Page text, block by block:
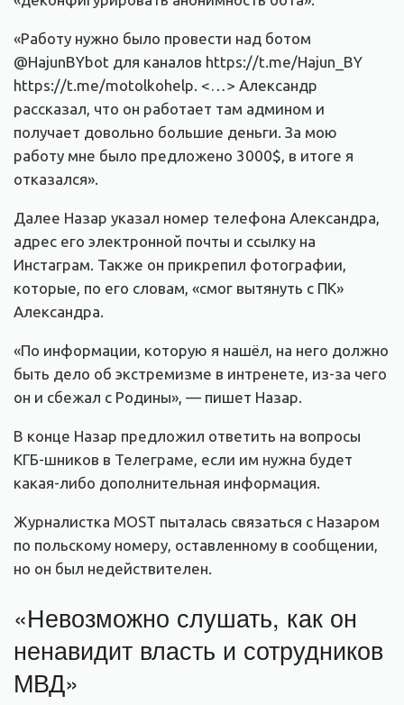
«Работу нужно было провести над ботом
@HajunBYbot для каналов https://t.me/Hajun_BY
https://t.me/motolkohelp. <…> Александр
рассказал, что он работает там админом и
получает довольно большие деньги. За мою
работу мне было предложено 3000$, в итоге я
отказался».
Далее Назар указал номер телефона Александра,
адрес его электронной почты и ссылку на
Инстаграм. Также он прикрепил фотографии,
которые, по его словам, «смог вытянуть с ПК»
Александра.
«По информации, которую я нашёл, на него должно
быть дело об экстремизме в интренете, из-за чего
он и сбежал с Родины», — пишет Назар.
В конце Назар предложил ответить на вопросы
КГБ-шников в Телеграме, если им нужна будет
какая-либо дополнительная информация.
Журналистка MOST пыталась связаться с Назаром
по польскому номеру, оставленному в сообщении,
но он был недействителен.
«Невозможно слушать, как он
ненавидит власть и сотрудников
МВД»